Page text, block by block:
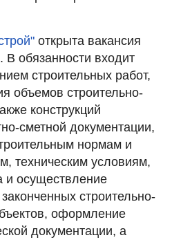
открыта вакансия
. В обязанности входит
строительных работ,
объемов строительно-
конструкций
сметной документации,
нормам и
техническим условиям,
и осуществление
строительно-
оформление
документации, а